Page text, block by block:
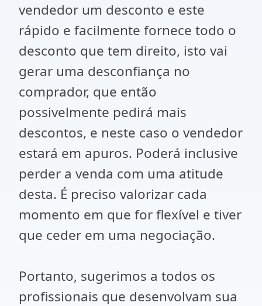
vendedor um desconto e este
rápido e facilmente fornece todo o
desconto que tem direito, isto vai
gerar uma desconfiança no
comprador, que então
possivelmente pedirá mais
descontos, e neste caso o vendedor
estará em apuros. Poderá inclusive
perder a venda com uma atitude
desta. É preciso valorizar cada
momento em que for flexível e tiver
que ceder em uma negociação.
Portanto, sugerimos a todos os
profissionais que desenvolvam sua